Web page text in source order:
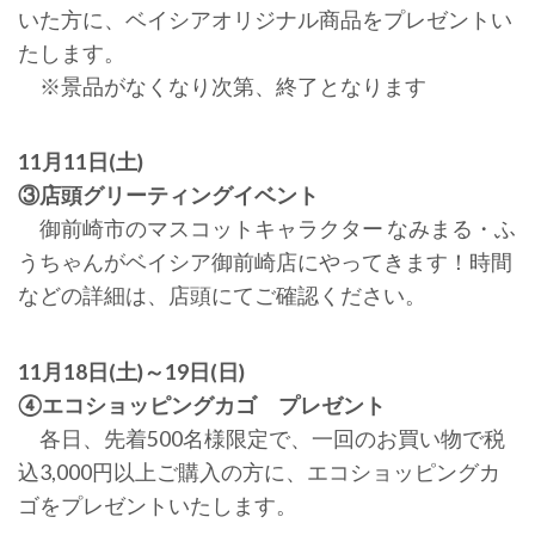
いた方に、ベイシアオリジナル商品をプレゼントい
たします。
※景品がなくなり次第、終了となります
11月11日(土)
③店頭グリーティングイベント
御前崎市のマスコットキャラクター なみまる・ふ
うちゃんがベイシア御前崎店にやってきます！時間
などの詳細は、店頭にてご確認ください。
11月18日(土)～19日(日)
④エコショッピングカゴ プレゼント
各日、先着500名様限定で、一回のお買い物で税
込3,000円以上ご購入の方に、エコショッピングカ
ゴをプレゼントいたします。